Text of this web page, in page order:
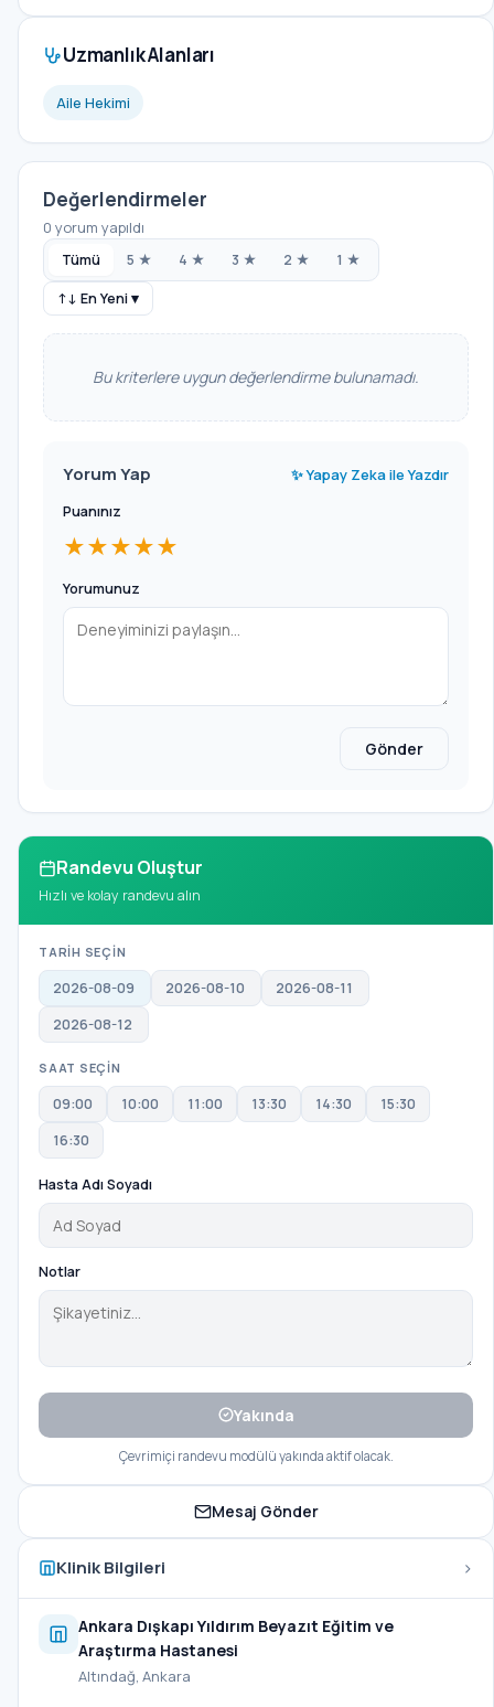
Uzmanlık Alanları
Aile Hekimi
Değerlendirmeler
0 yorum yapıldı
Tümü 5 ★ 4 ★ 3 ★ 2 ★ 1 ★
↑↓ En Yeni ▾
Bu kriterlere uygun değerlendirme bulunamadı.
Yorum Yap ✨ Yapay Zeka ile Yazdır
Puanınız
★★★★★
Yorumunuz
Gönder
Randevu Oluştur
Hızlı ve kolay randevu alın
TARİH SEÇİN
2026-08-09 2026-08-10
2026-08-11
2026-08-12
SAAT SEÇİN
09:00 10:00 11:00 13:30 14:30
15:30
16:30
Hasta Adı Soyadı
Notlar
Yakında
Çevrimiçi randevu modülü yakında aktif olacak.
Mesaj Gönder
Klinik Bilgileri ›
Ankara Dışkapı Yıldırım Beyazıt Eğitim ve
Araştırma Hastanesi
Altındağ, Ankara